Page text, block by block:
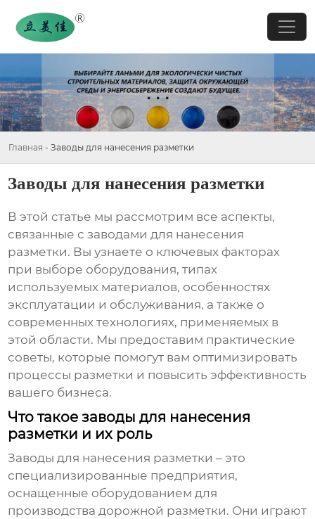
Главная - Заводы для нанесения разметки
Заводы для нанесения разметки
В этой статье мы рассмотрим все аспекты,
связанные сзаводами для нанесения
разметки. Вы узнаете о ключевых факторах
при выборе оборудования, типах
используемых материалов, особенностях
эксплуатации и обслуживания, а также о
современных технологиях, применяемых в
этой области. Мы предоставим практические
советы, которые помогут вам оптимизировать
процессы разметки и повысить эффективность
вашего бизнеса.
Что такое заводы для нанесения
разметки и их роль
Заводы для нанесения разметки – это
специализированные предприятия,
оснащенные оборудованием для
производства дорожной разметки. Они играют